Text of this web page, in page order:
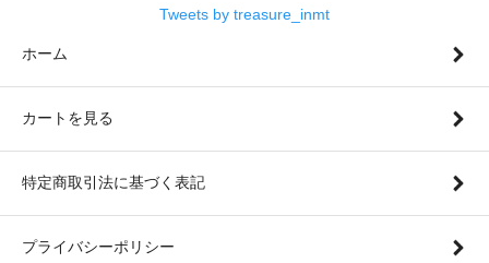
Tweets by treasure_inmt
ホーム
カートを見る
特定商取引法に基づく表記
プライバシーポリシー